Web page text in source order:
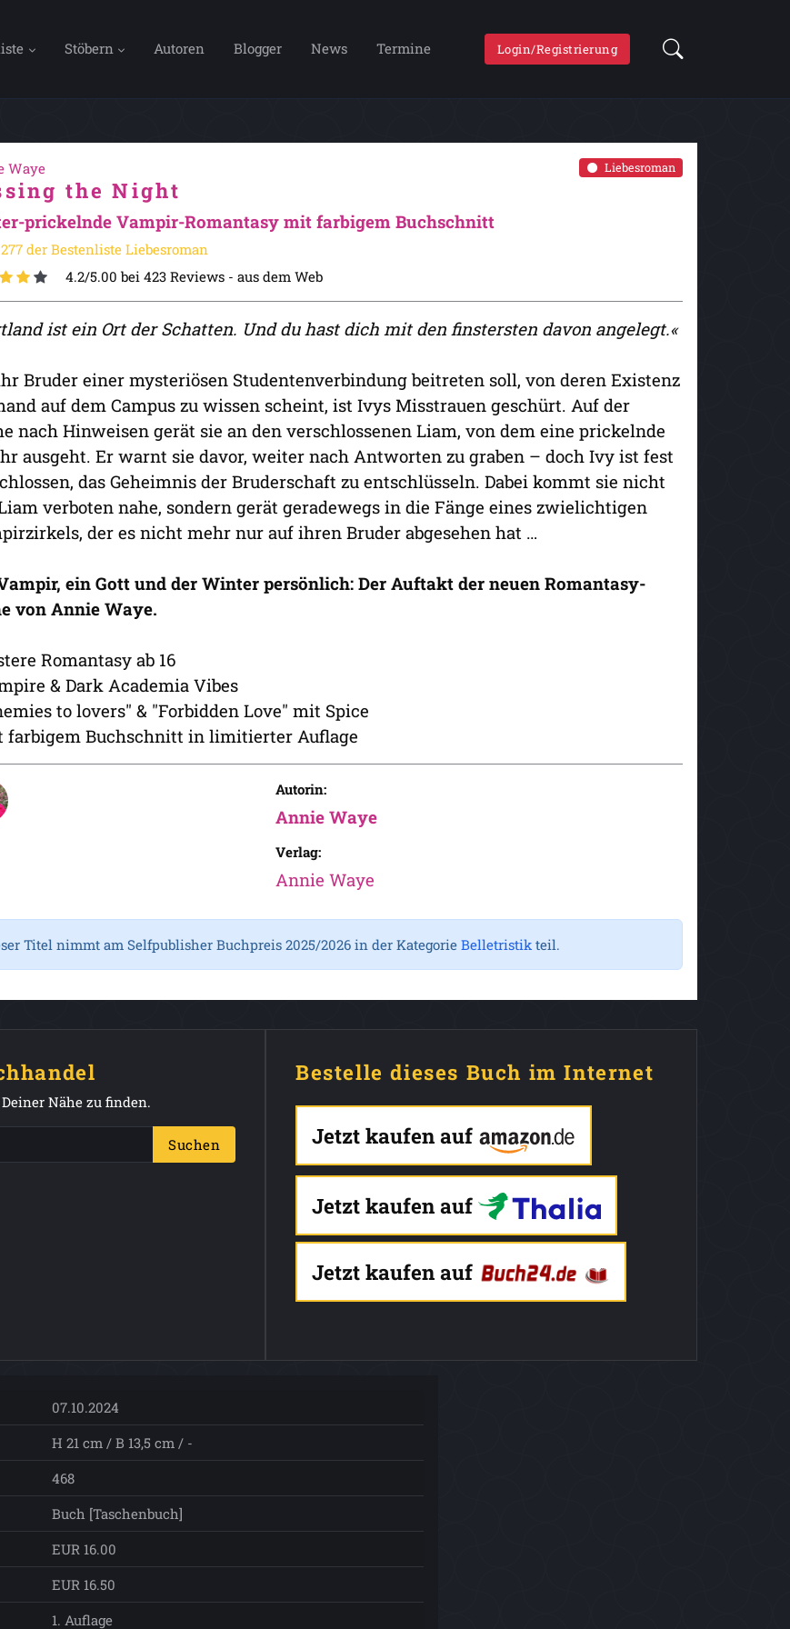
Stöbern Autoren Blogger News Termine Login/Registrierung
Liebesroman
Waye
the Night
prickelnde Vampir-Romantasy mit farbigem Buchschnitt
der Bestenliste Liebesroman
4.2/5.00 bei 423 Reviews - aus dem Web
ist ein Ort der Schatten. Und du hast dich mit den finstersten davon angelegt.«
Bruder einer mysteriösen Studentenverbindung beitreten soll, von deren Existenz
auf dem Campus zu wissen scheint, ist Ivys Misstrauen geschürt. Auf der
nach Hinweisen gerät sie an den verschlossenen Liam, von dem eine prickelnde
ausgeht. Er warnt sie davor, weiter nach Antworten zu graben – doch Ivy ist fest
das Geheimnis der Bruderschaft zu entschlüsseln. Dabei kommt sie nicht
verboten nahe, sondern gerät geradewegs in die Fänge eines zwielichtigen
der es nicht mehr nur auf ihren Bruder abgesehen hat …
ein Gott und der Winter persönlich: Der Auftakt der neuen Romantasy-
von Annie Waye.
Romantasy ab 16
& Dark Academia Vibes
to lovers" & "Forbidden Love" mit Spice
farbigem Buchschnitt in limitierter Auflage
Autorin:
Annie Waye
Verlag:
Annie Waye
Titel nimmt am Selfpublisher Buchpreis 2025/2026 in der Kategorie Belletristikteil.
Nähe zu finden.
Suchen
Bestelle dieses Buch im Internet
Jetzt kaufen auf
Jetzt kaufen auf
Jetzt kaufen auf
07.10.2024
H 21 cm / B 13,5 cm / -
468
Buch [Taschenbuch]
EUR 16.00
EUR 16.50
1. Auflage